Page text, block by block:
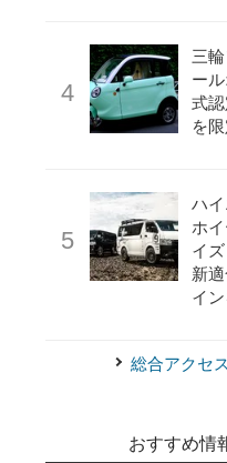
《写真撮影 宮崎壮人》 マセ
三
ー
式
を
ハ
ホ
イ
新
イ
総合アクセ
おすすめ情